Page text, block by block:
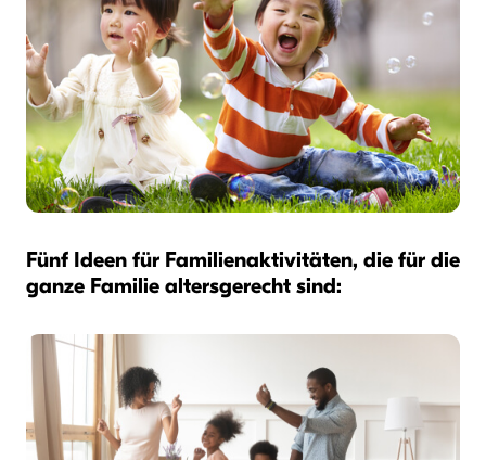
Fünf Ideen für Familienaktivitäten, die für die
ganze Familie altersgerecht sind: